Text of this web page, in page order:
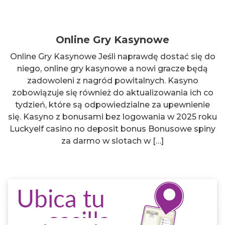
Online Gry Kasynowe
Online Gry Kasynowe Jeśli naprawdę dostać się do
niego, online gry kasynowe a nowi gracze będą
zadowoleni z nagród powitalnych. Kasyno
zobowiązuje się również do aktualizowania ich co
tydzień, które są odpowiedzialne za upewnienie
się. Kasyno z bonusami bez logowania w 2025 roku
Luckyelf casino no deposit bonus Bonusowe spiny
za darmo w slotach w […]